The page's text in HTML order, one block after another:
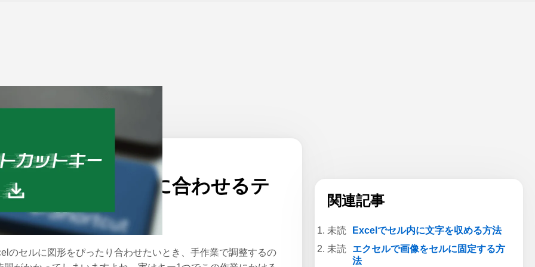
ム > Excel 公開日：2024/07/16
の図形をセルに合わせるテ
ニック
のセルに図形をぴったり合わせたいとき、手作業で調整するの
関連記事
Excelでセル内に文字を収める方法
エクセルで画像をセルに固定する方
法